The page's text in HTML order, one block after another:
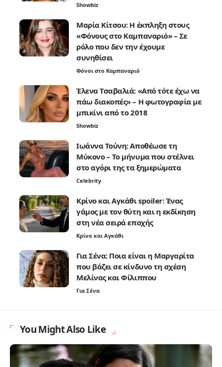
Showbiz
Μαρία Κίτσου: Η έκπληξη στους
«Φόνους στο Καμπαναριό» – Σε
ρόλο που δεν την έχουμε
συνηθίσει
Φόνοι στο Καμπαναριό
Έλενα Τσαβαλιά: «Από τότε έχω να
πάω διακοπές» – Η φωτογραφία με
μπικίνι από το 2018
Showbiz
Ιωάννα Τούνη: Αποθέωσε τη
Μύκονο – Το μήνυμα που στέλνει
στο αγόρι της τα ξημερώματα
Celebrity
Κρίνο και Αγκάθι spoiler: Ένας
γάμος με τον θύτη και η εκδίκηση
στη νέα σειρά εποχής
Κρίνο και Αγκάθι
Για Σένα: Ποια είναι η Μαργαρίτα
που βάζει σε κίνδυνο τη σχέση
Μελίνας και Φίλιππου
Για Σένα
You Might Also Like